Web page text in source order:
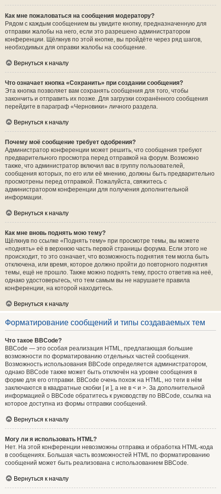
Как мне пожаловаться на сообщения модератору?
Рядом с каждым сообщением вы увидите кнопку, предназначенную для
отправки жалобы на него, если это разрешено администратором
конференции. Щёлкнув по этой кнопке, вы пройдёте через ряд шагов,
необходимых для оправки жалобы на сообщение.
Вернуться к началу
Что означает кнопка «Сохранить» при создании сообщения?
Эта кнопка позволяет вам сохранять сообщения для того, чтобы
закончить и отправить их позже. Для загрузки сохранённого сообщения
перейдите в параграф «Черновики» личного раздела.
Вернуться к началу
Почему моё сообщение требует одобрения?
Администратор конференции может решить, что сообщения требуют
предварительного просмотра перед отправкой на форум. Возможно
также, что администратор включил вас в группу пользователей,
сообщения которых, по его или её мнению, должны быть предварительно
просмотрены перед отправкой. Пожалуйста, свяжитесь с
администратором конференции для получения дополнительной
информации.
Вернуться к началу
Как мне вновь поднять мою тему?
Щёлкнув по ссылке «Поднять тему» при просмотре темы, вы можете
«поднять» её в верхнюю часть первой страницы форума. Если этого не
происходит, то это означает, что возможность поднятия тем могла быть
отключена, или время, которое должно пройти до повторного поднятия
темы, ещё не прошло. Также можно поднять тему, просто ответив на неё,
однако удостоверьтесь, что тем самым вы не нарушаете правила
конференции, на которой находитесь.
Вернуться к началу
Форматирование сообщений и типы создаваемых тем
Что такое BBCode?
BBCode — это особая реализация HTML, предлагающая большие
возможности по форматированию отдельных частей сообщения.
Возможность использования BBCode определяется администратором,
однако BBCode также может быть отключён на уровне сообщения в
форме для его отправки. BBCode очень похож на HTML, но теги в нём
заключаются в квадратные скобки [ и ], а не в < и >. За дополнительной
информацией о BBCode обратитесь к руководству по BBCode, ссылка на
которое доступна из формы отправки сообщений.
Вернуться к началу
Могу ли я использовать HTML?
Нет. На этой конференции невозможны отправка и обработка HTML-кода
в сообщениях. Большая часть возможностей HTML по форматированию
сообщений может быть реализована с использованием BBCode.
Вернуться к началу